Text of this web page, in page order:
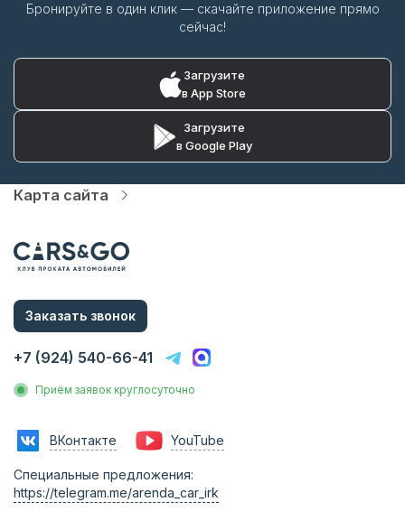
Бронируйте в один клик — скачайте приложение прямо
сейчас!
Загрузите
в App Store
Загрузите
в Google Play
Карта сайта
Услуги
О компании
Контакты
Аренда без водителя
Трансфер на вокзал
Трансфер в гостиницу
Франшиза
Фотосессии с авто
Эконом
Комфорт
Заказать звонок
+7 (924) 540-66-41
Приём заявок круглосуточно
ВКонтакте YouTube
Специальные предложения:
https://telegram.me/arenda_car_irk